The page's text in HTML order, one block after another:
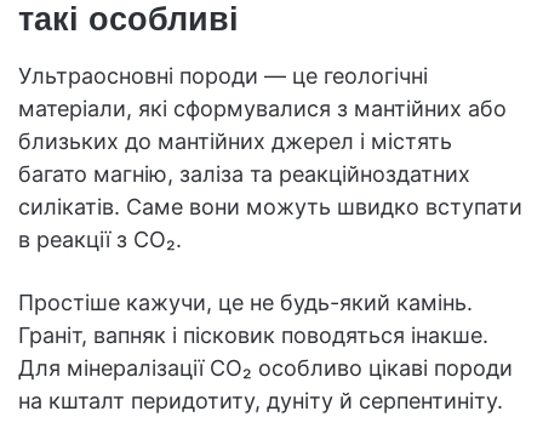
такі особливі
Ультраосновні породи — це геологічні
матеріали, які сформувалися з мантійних або
близьких до мантійних джерел і містять
багато магнію, заліза та реакційноздатних
силікатів. Саме вони можуть швидко вступати
в реакції з CO₂.
Простіше кажучи, це не будь-який камінь.
Граніт, вапняк і пісковик поводяться інакше.
Для мінералізації CO₂ особливо цікаві породи
на кшталт перидотиту, дуніту й серпентиніту.